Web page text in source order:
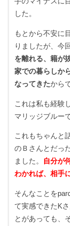
した。
もとから不安に
りましたが、今
を離れる、籍が
家での暮らしか
なってきたから
これは私も経験
マリッジブルー
これもちゃんと
のＢさんとだっ
ました。
自分が
わかれば、相手
そんなことを
て実感できたK
とがあっても、